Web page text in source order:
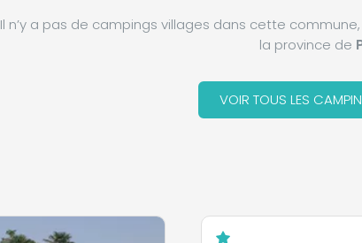
Il n’y a pas de campings villages dans cette
la province de
VOIR TOUS LES